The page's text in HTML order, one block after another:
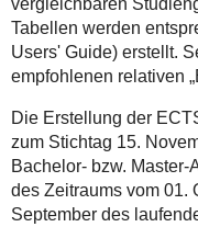
Tabellen werden
Users' Guide) erstellt.
empfohlenen relativen
Die Erstellung der
zum Stichtag 15.
Bachelor- bzw.
des Zeitraums vom 01.
September des